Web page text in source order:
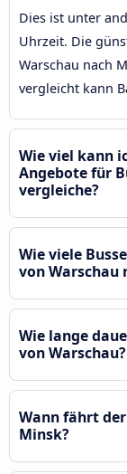
Dies ist unter
Uhrzeit. Die
Warschau nach
vergleicht kann
Wie viel kann
Angebote für
vergleiche?
Wie viele
von Warschau
Wie lange
von Warschau?
Wann fährt
Minsk?